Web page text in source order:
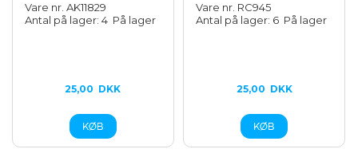
Vare nr. AK11829
Antal på lager: 4 På lager
25,00 DKK
Vare nr. RC945
Antal på lager: 6 På lager
25,00 DKK